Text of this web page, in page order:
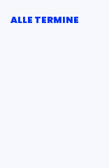
ALLE TERMINE